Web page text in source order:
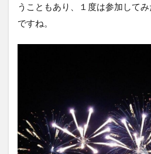
うこともあり、１度は参加して
ですね。